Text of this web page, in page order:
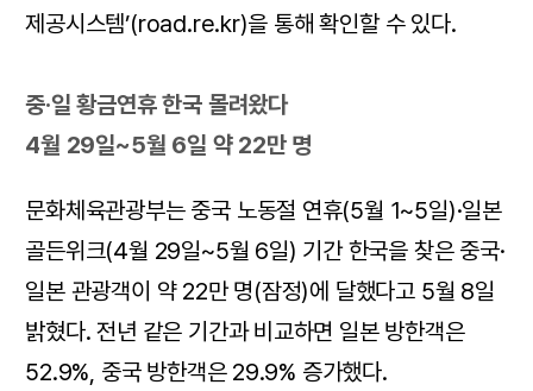
제공시스템’(road.re.kr)을 통해 확인할 수 있다.
중·일 황금연휴 한국 몰려왔다
4월 29일~5월 6일 약 22만 명
문화체육관광부는 중국 노동절 연휴(5월 1~5일)·일본
골든위크(4월 29일~5월 6일) 기간 한국을 찾은 중국·
일본 관광객이 약 22만 명(잠정)에 달했다고 5월 8일
밝혔다. 전년 같은 기간과 비교하면 일본 방한객은
52.9%, 중국 방한객은 29.9% 증가했다.